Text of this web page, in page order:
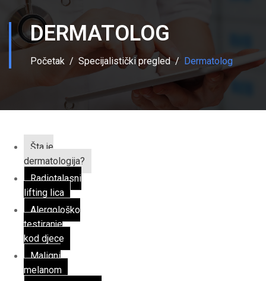
DERMATOLOG
Početak Specijalistički pregled Dermatolog
Šta je
dermatologija?
Radiotalasni
lifting lica
Alergološko
testiranje
kod djece
Maligni
melanom